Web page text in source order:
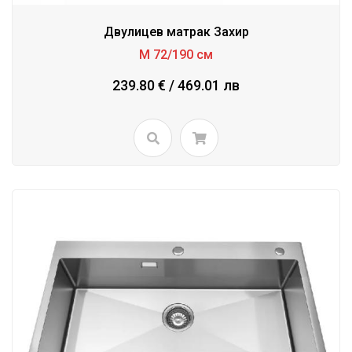
Двулицев матрак Захир
М 72/190 см
239.80 € / 469.01 лв